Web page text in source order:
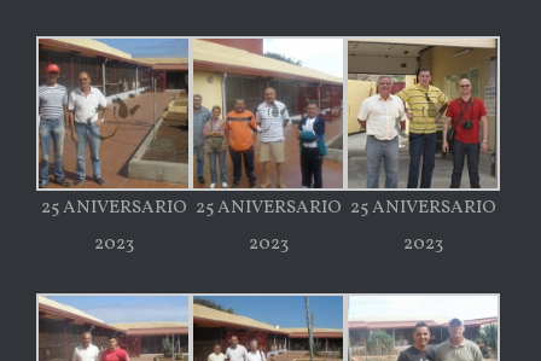
25 ANIVERSARIO
2023
25 ANIVERSARIO
2023
25 ANIVERSARIO
2023